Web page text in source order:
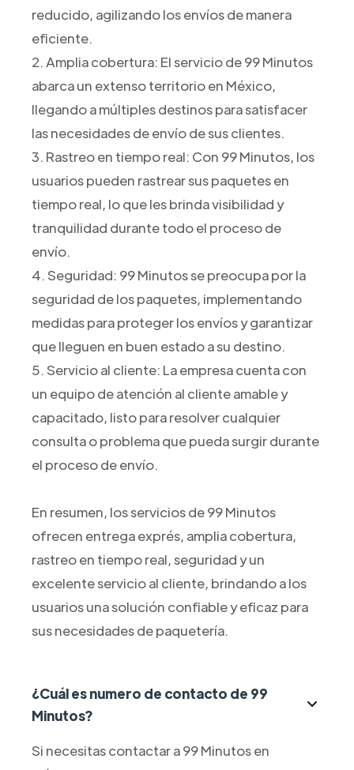
reducido, agilizando los envíos de manera
eficiente.
2. Amplia cobertura: El servicio de 99 Minutos
abarca un extenso territorio en México,
llegando a múltiples destinos para satisfacer
las necesidades de envío de sus clientes.
3. Rastreo en tiempo real: Con 99 Minutos, los
usuarios pueden rastrear sus paquetes en
tiempo real, lo que les brinda visibilidad y
tranquilidad durante todo el proceso de
envío.
4. Seguridad: 99 Minutos se preocupa por la
seguridad de los paquetes, implementando
medidas para proteger los envíos y garantizar
que lleguen en buen estado a su destino.
5. Servicio al cliente: La empresa cuenta con
un equipo de atención al cliente amable y
capacitado, listo para resolver cualquier
consulta o problema que pueda surgir durante
el proceso de envío.
En resumen, los servicios de 99 Minutos
ofrecen entrega exprés, amplia cobertura,
rastreo en tiempo real, seguridad y un
excelente servicio al cliente, brindando a los
usuarios una solución confiable y eficaz para
sus necesidades de paquetería.
¿Cuál es numero de contacto de 99
Minutos?
Si necesitas contactar a 99 Minutos en